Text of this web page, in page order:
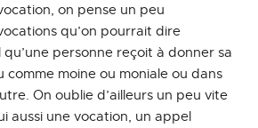
on pense un peu
qu’on pourrait dire
qu’une personne reçoit à donner sa
comme moine ou moniale ou dans
On oublie d’ailleurs un peu vite
aussi une vocation, un appel